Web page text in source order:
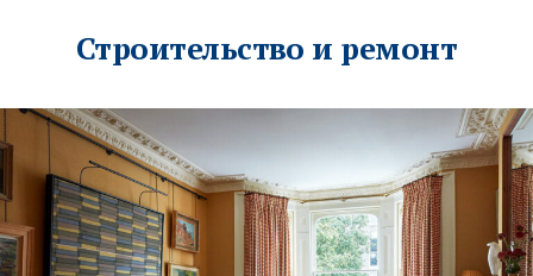
Строительство и ремонт